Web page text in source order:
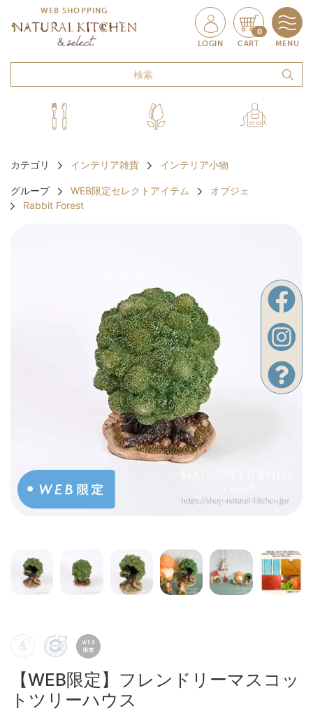
WEB SHOPPING
LOGIN
0
CART MENU
カテゴリ インテリア雑貨 インテリア小物
グループ WEB限定セレクトアイテム
オブジェ
Rabbit Forest
【WEB限定】フレンドリーマスコッ
トツリーハウス